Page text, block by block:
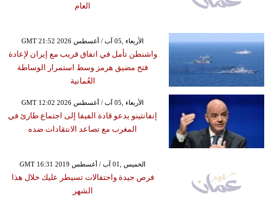
العام
GMT 21:52 2026 الأربعاء ,05 آب / أغسطس
واشنطن تأمل في اتفاق قريب مع إيران لإعادة
فتح مضيق هرمز وسط استمرار الوساطة
العُمانية
GMT 12:02 2026 الأربعاء ,05 آب / أغسطس
إنفانتينو يدعو قادة الفيفا إلى اجتماع طارئ في
المغرب مع تصاعد الانتقادات ضده
GMT 16:31 2019 الخميس ,01 آب / أغسطس
فرص جيدة واحتفالات تسيطر عليك خلال هذا
الشهر